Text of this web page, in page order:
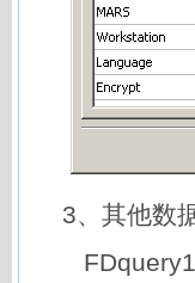
3、其他数
FDquery1已